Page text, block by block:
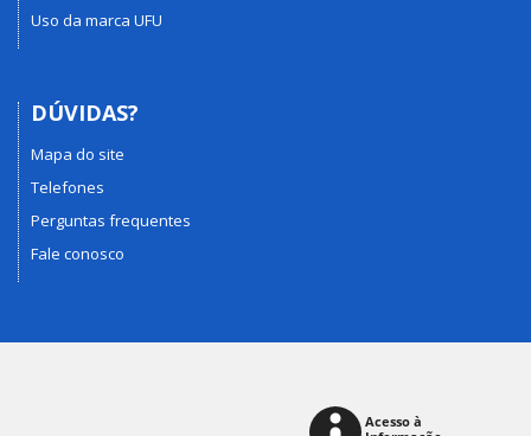
Uso da marca UFU
DÚVIDAS?
Mapa do site
Telefones
Perguntas frequentes
Fale conosco